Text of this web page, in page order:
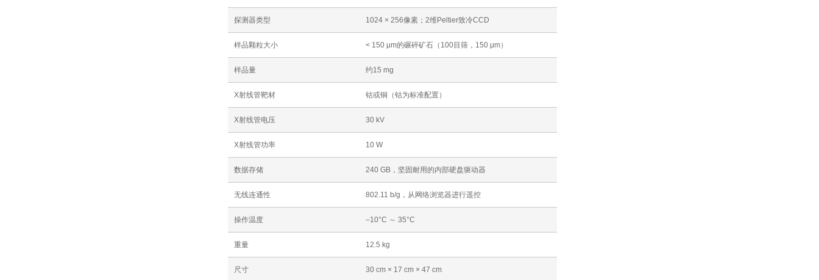
探测器类型 1024 × 256像素；2维Peltier致冷CCD
样品颗粒大小 < 150 μm的碾碎矿石（100目筛，150 μm）
样品量 约15 mg
X射线管靶材 钴或铜（钴为标准配置）
X射线管电压 30 kV
X射线管功率 10 W
数据存储 240 GB，坚固耐用的内部硬盘驱动器
无线连通性 802.11 b/g，从网络浏览器进行遥控
操作温度 –10°C ～ 35°C
重量 12.5 kg
尺寸 30 cm × 17 cm × 47 cm